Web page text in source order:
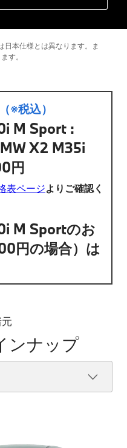
日本仕様とは異なります。ま
す。
※税込）
M Sport :
X2 M35i
円
表ページよりご確認く
M Sportのお
円の場合）は
ンナップ